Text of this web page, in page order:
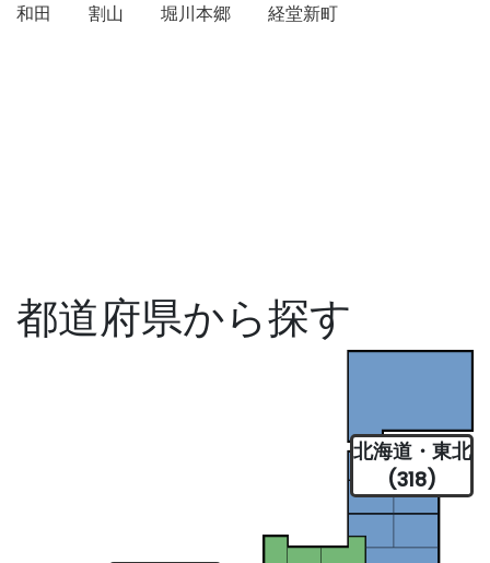
和田
割山 堀川本郷 経堂新町
都道府県から探す
北海道・東北
(318)